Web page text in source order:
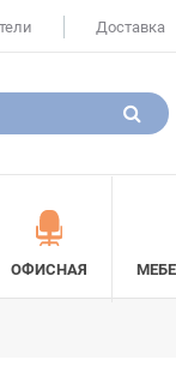
Доставка
ОФИСНАЯ